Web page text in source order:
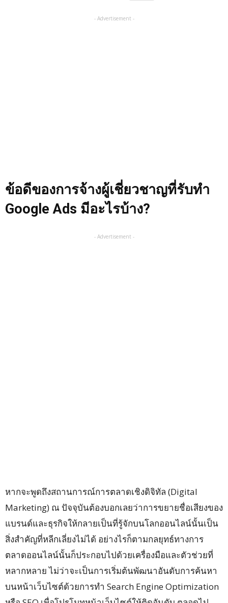
- Advertisement -
ข้อดีของการจ้างผู้เชี่ยวชาญที่รับทำ
Google Ads มีอะไรบ้าง?
- Advertisement -
หากจะพูดถึงสถานการณ์การตลาดเชิงดิจิทัล (Digital
Marketing) ณ ปัจจุบันต้องบอกเลยว่าการขยายชื่อเสียงของ
แบรนด์และธุรกิจให้กลายเป็นที่รู้จักบนโลกออนไลน์นั้นเป็น
สิ่งสำคัญที่หลีกเลี่ยงไม่ได้ อย่างไรก็ตามกลยุทธ์ทางการ
ตลาดออนไลน์นั้นก็ประกอบไปด้วยเครื่องมือและตัวช่วยที่
หลากหลาย ไม่ว่าจะเป็นการเริ่มต้นพัฒนาอันดับการค้นหา
บนหน้าเว็บไซต์ด้วยการทำ Search Engine Optimization